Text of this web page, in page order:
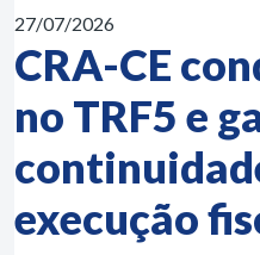
27/07/2026
CRA-CE
no TRF5 e
execução